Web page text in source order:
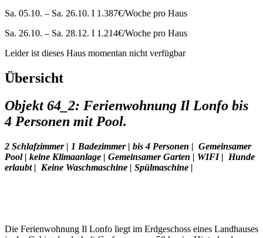
Sa. 05.10. – Sa. 26.10. I 1.387€/Woche pro Haus
Sa. 26.10. – Sa. 28.12. I 1.214€/Woche pro Haus
Leider ist dieses Haus momentan nicht verfügbar
Übersicht
Objekt 64_2: Ferienwohnung Il Lonfo bis
4 Personen mit Pool.
2 Schlafzimmer| 1 Badezimmer| bis 4 Personen | Gemeinsamer
Pool | keine Klimaanlage | Gemeinsamer Garten | WIFI | Hunde
erlaubt | Keine Waschmaschine | Spülmaschine |
Die Ferienwohnung Il Lonfo liegt im Erdgeschoss eines Landhauses